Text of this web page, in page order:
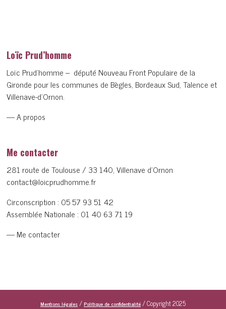
Loïc Prud’homme
Loïc Prud’homme – député Nouveau Front Populaire de la
Gironde pour les communes de Bègles, Bordeaux Sud, Talence et
Villenave-d’Ornon.
— A propos
Me contacter
281 route de Toulouse / 33 140, Villenave d’Ornon
contact@loicprudhomme.fr
Circonscription : 05 57 93 51 42
Assemblée Nationale : 01 40 63 71 19
— Me contacter
Mentions légales/Politique de confidentialité/ Copyright 2025